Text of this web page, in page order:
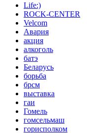
Life:)
ROCK-CENTER
Velcom
Авария
акция
алкоголь
батэ
Беларусь
борьба
брсм
выставка
гаи
Гомель
гомсельмаш
горисполком